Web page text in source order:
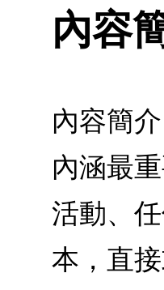
內容
內容簡
內涵最
活動、
本，直